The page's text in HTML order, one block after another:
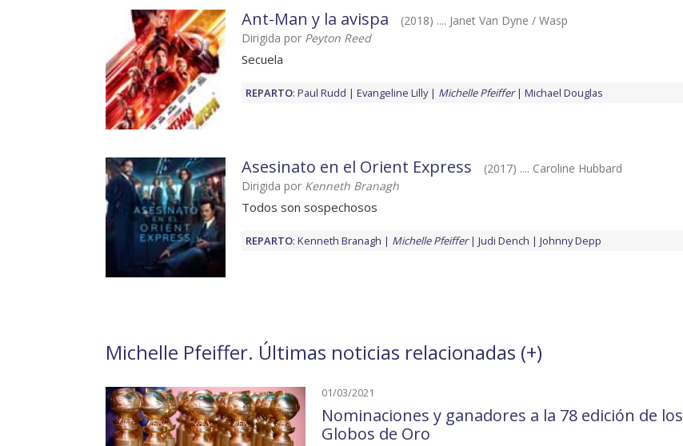
Ant-Man y la avispa
(2018) .... Janet Van Dyne / Wasp
Dirigida por Peyton Reed
Secuela
REPARTO: Paul Rudd Evangeline Lilly Michelle Pfeiffer Michael Douglas
Asesinato en el Orient Express
(2017) .... Caroline Hubbard
Dirigida por Kenneth Branagh
Todos son sospechosos
REPARTO: Kenneth Branagh Michelle Pfeiffer Judi Dench Johnny Depp
Michelle Pfeiffer. Últimas noticias relacionadas (+)
01/03/2021
Nominaciones y ganadores a la 78 edición de los
Globos de Oro